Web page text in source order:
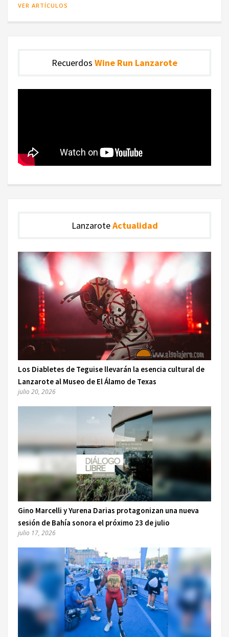
VER ARTÍCULOS
Recuerdos Wine Run Lanzarote
LanzaroteActualidad
Los Diabletes de Teguise llevarán la esencia cultural de
Lanzarote al Museo de El Álamo de Texas
julio 20, 2026
Gino Marcelli y Yurena Darias protagonizan una nueva
sesión de Bahía sonora el próximo 23 de julio
julio 17, 2026